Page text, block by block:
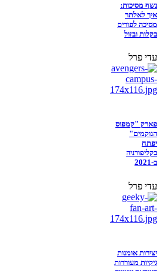
נשף מסיכות:
איך לאלתר
מסיכה לפורים
בקלות ובזול
עדי פרל
פארק "קמפוס
הנוקמים"
יפתח
בקליפורניה
ב-2021
עדי פרל
יצירות אומנות
גיקיות מעוררות